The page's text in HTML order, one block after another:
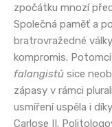
zpočátku mnozí
Společná paměť a
bratrovražedné
kompromis. Potomci
falangistů sice
zápasy v rámci
usmíření uspěla i
Carlose II.